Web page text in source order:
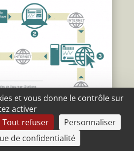
et vous donne le contrôle sur
activer
Tout refuser
Personnaliser
de confidentialité